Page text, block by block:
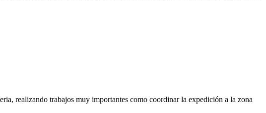
realizando trabajos muy importantes como coordinar la expedición a la zona